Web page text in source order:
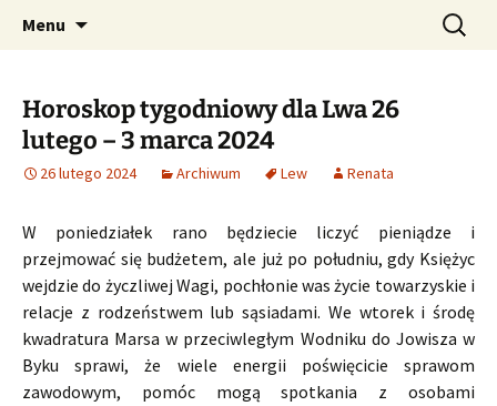
CzaroMarowy horoskop
dzienny, miesięczny i
tygodniowy
Profesjonalne przepowiednie astrologiczne
Menu Szukaj:
Horoskop tygodniowy dla Lwa 26
lutego – 3 marca 2024
26 lutego 2024 Archiwum Lew Renata
W poniedziałek rano będziecie liczyć pieniądze i
przejmować się budżetem, ale już po południu, gdy Księżyc
wejdzie do życzliwej Wagi, pochłonie was życie towarzyskie i
relacje z rodzeństwem lub sąsiadami. We wtorek i środę
kwadratura Marsa w przeciwległym Wodniku do Jowisza w
Byku sprawi, że wiele energii poświęcicie sprawom
zawodowym, pomóc mogą spotkania z osobami